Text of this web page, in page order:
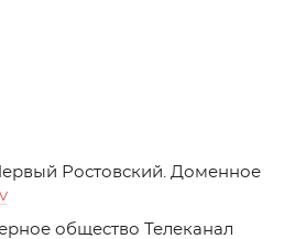
Ростовский. Доменное
общество Телеканал